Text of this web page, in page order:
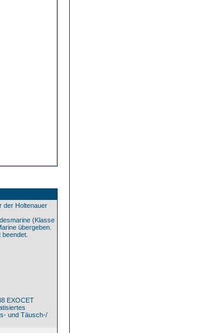
der Holtenauer
(Klasse
übergeben.
EXOCET
und Täusch-/